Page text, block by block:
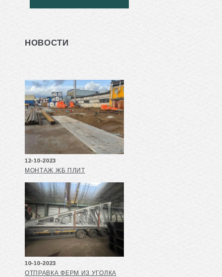
НОВОСТИ
12-10-2023
МОНТАЖ ЖБ ПЛИТ
10-10-2023
ОТПРАВКА ФЕРМ ИЗ УГОЛКА